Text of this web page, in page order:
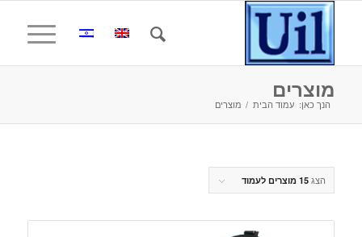
מוצרים
הנך כאן: עמוד הבית / מוצרים
הצג 15 מוצרים לעמוד